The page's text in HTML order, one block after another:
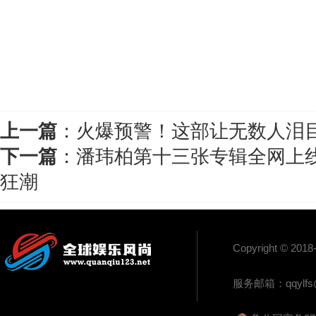
上一篇 ： 火爆预警！这部让无数人泪
下一篇 ： 潘玮柏第十三张专辑全网上
狂潮
Copyright ©
服务邮箱：